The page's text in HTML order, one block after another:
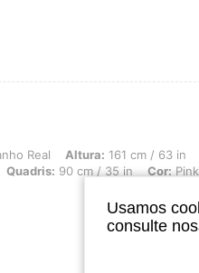
Real, Altura: 161 cm / 63 in, Peso: 58
Real Altura: 161 cm / 63 in
Quadris: 90 cm / 35 in Cor:Pink
Usamos
consulte